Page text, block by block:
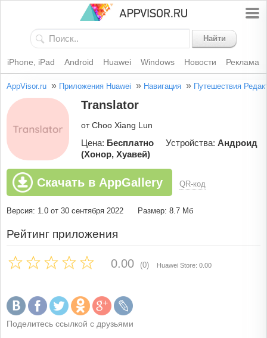
Найти
iPhone, iPad Android Huawei Windows Новости Реклама
AppVisor.ru » Приложения Huawei » Навигация » Путешествия
Translator
от Choo Xiang Lun
Цена: Бесплатно Устройства: Андроид
(Хонор, Хуавей)
Скачать в AppGallery QR-код
Версия: 1.0 от 30 сентября 2022 Размер: 8.7 Мб
Рейтинг приложения
0.00 (0) Huawei Store: 0.00
Поделитесь ссылкой с друзьями